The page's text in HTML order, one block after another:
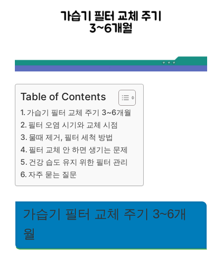
Table of Contents
가습기 필터 교체 주기 3~6개월
필터 오염 시기와 교체 시점
물때 제거, 필터 세척 방법
필터 교체 안 하면 생기는 문제
건강 습도 유지 위한 필터 관리
자주 묻는 질문
가습기 필터 교체 주기 3~6개
월